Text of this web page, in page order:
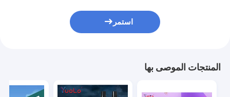
استمر
المنتجات الموصى بها